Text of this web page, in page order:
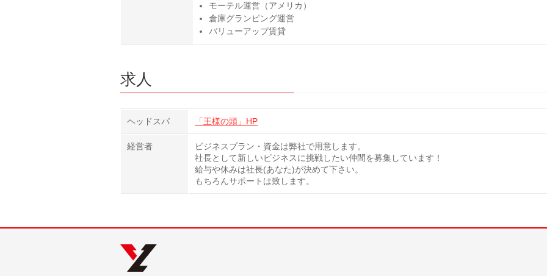
モーテル運営（アメリカ）
倉庫グランピング運営
バリューアップ賃貸
求人
ヘッドスパ 「王様の頭」HP
経営者
ビジネスプラン・資金は弊社で用意します。
社長として新しいビジネスに挑戦したい仲間を募集しています！
給与や休みは社長(あなた)が決めて下さい。
もちろんサポートは致します。